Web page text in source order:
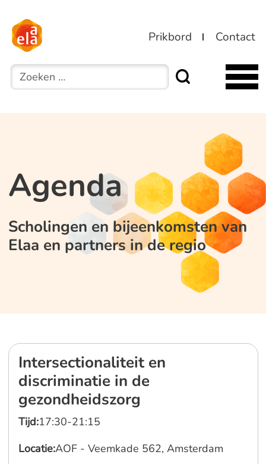
Prikbord Contact
Zoeken
Agenda
Scholingen en bijeenkomsten van
Elaa en partners in de regio
Intersectionaliteit en
discriminatie in de
gezondheidszorg
Tijd:17:30-21:15
Locatie:AOF - Veemkade 562, Amsterdam